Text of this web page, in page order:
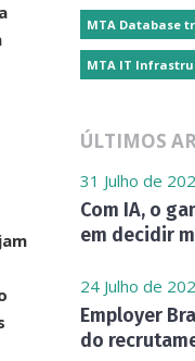
MTA Database
MTA IT
ÚLTIMOS
31 Julho de
Com IA, o
em decidir
24 Julho de
Employer
do